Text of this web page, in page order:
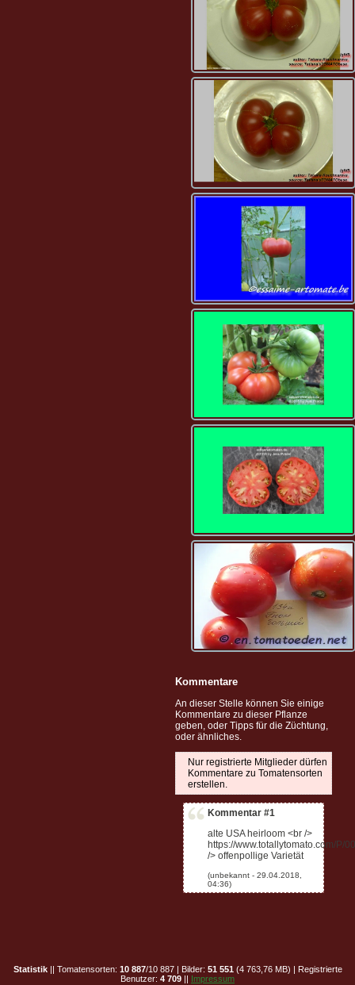
Kommentare
An dieser Stelle können Sie einige
Kommentare zu dieser Pflanze
geben, oder Tipps für die Züchtung,
oder ähnliches.
Nur registrierte Mitglieder dürfen
Kommentare zu Tomatensorten
erstellen.
Kommentar #1
alte USA heirloom <br />
https://www.totallytomato.com/P/
/> offenpollige Varietät
Statistik|| Tomatensorten: 10 887/10 887 | Bilder: 51 551 (4 763,76 MB) | Registrierte
Benutzer: 4 709 || Impressum